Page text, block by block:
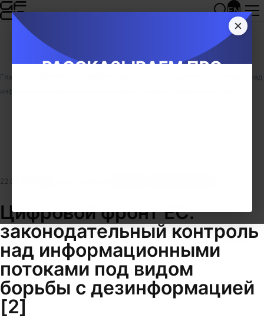
EN
Главная
Цифровой фронт ЕС: законодательный контроль над
информационными потоками под видом борьбы с дезинформацией [2]
22.08.2025
Цифровой фронт ЕС:
законодательный контроль
над информационными
потоками под видом
борьбы с дезинформацией
[2]